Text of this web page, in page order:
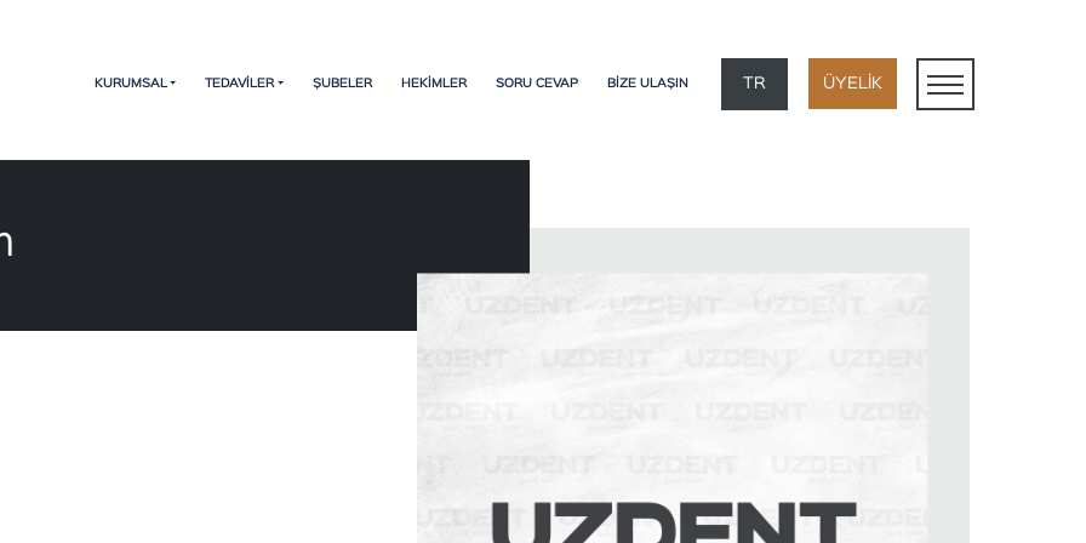
ÜYELİK
TR
KURUMSAL TEDAVİLER ŞUBELER HEKİMLER SORU CEVAP BİZE ULAŞIN